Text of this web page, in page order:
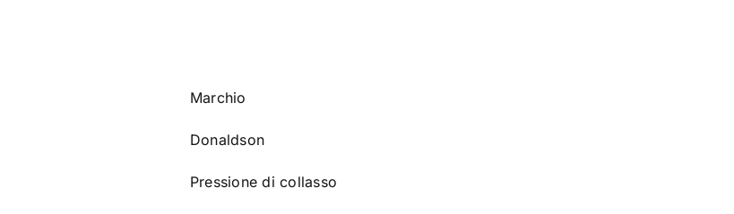
Marchio
Donaldson
Pressione di collasso